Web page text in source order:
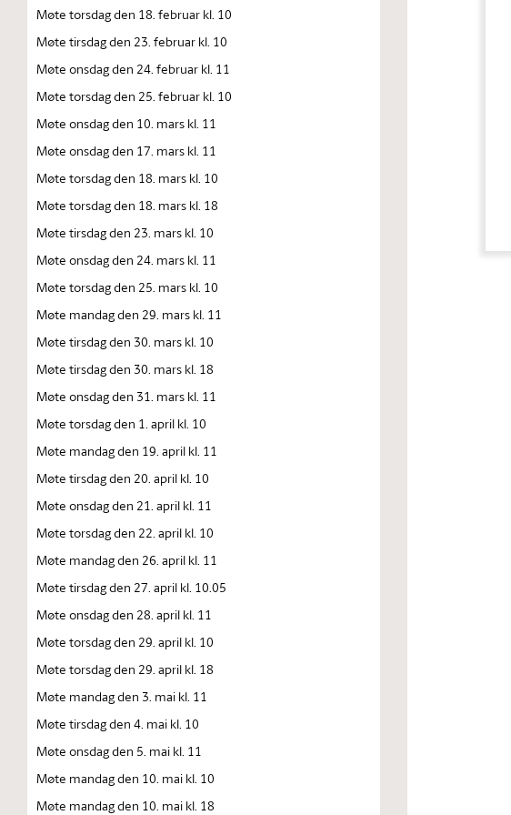
Møte torsdag den 18. februar kl. 10
Møte tirsdag den 23. februar kl. 10
Møte onsdag den 24. februar kl. 11
Møte torsdag den 25. februar kl. 10
Møte onsdag den 10. mars kl. 11
Møte onsdag den 17. mars kl. 11
Møte torsdag den 18. mars kl. 10
Møte torsdag den 18. mars kl. 18
Møte tirsdag den 23. mars kl. 10
Møte onsdag den 24. mars kl. 11
Møte torsdag den 25. mars kl. 10
Møte mandag den 29. mars kl. 11
Møte tirsdag den 30. mars kl. 10
Møte tirsdag den 30. mars kl. 18
Møte onsdag den 31. mars kl. 11
Møte torsdag den 1. april kl. 10
Møte mandag den 19. april kl. 11
Møte tirsdag den 20. april kl. 10
Møte onsdag den 21. april kl. 11
Møte torsdag den 22. april kl. 10
Møte mandag den 26. april kl. 11
Møte tirsdag den 27. april kl. 10.05
Møte onsdag den 28. april kl. 11
Møte torsdag den 29. april kl. 10
Møte torsdag den 29. april kl. 18
Møte mandag den 3. mai kl. 11
Møte tirsdag den 4. mai kl. 10
Møte onsdag den 5. mai kl. 11
Møte mandag den 10. mai kl. 10
Møte mandag den 10. mai kl. 18